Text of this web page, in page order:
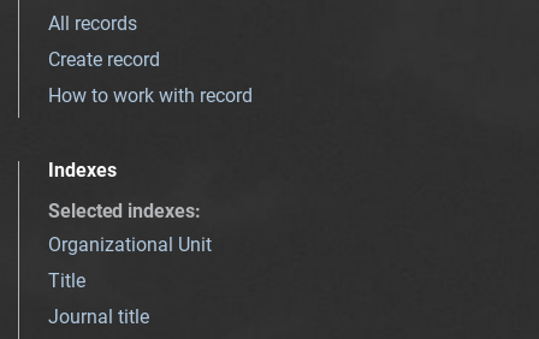
All records
Create record
How to work with record
Indexes
Selected indexes:
Organizational Unit
Title
Journal title